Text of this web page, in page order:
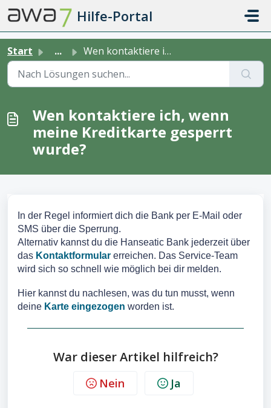
Zum hauptsächlichen Inhalt gehen
Hilfe-Portal
Start ... Wen kontaktiere ich, wenn meine Kreditkarte gesperrt wurde?
Wen kontaktiere ich, wenn
meine Kreditkarte gesperrt
wurde?
In der Regel informiert dich die Bank per E-Mail oder
SMS über die Sperrung.
Alternativ kannst du die Hanseatic Bank jederzeit über
das Kontaktformular erreichen. Das Service-Team
wird sich so schnell wie möglich bei dir melden.
Hier kannst du nachlesen, was du tun musst, wenn
deine Karte eingezogen worden ist.
War dieser Artikel hilfreich?
Nein Ja